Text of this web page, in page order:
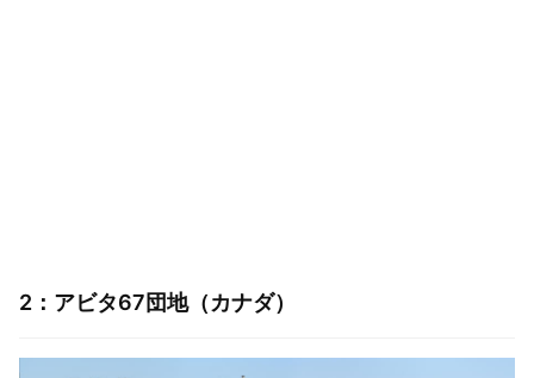
2：アビタ67団地（カナダ）